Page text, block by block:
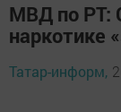
МВД по РТ:
наркотике
Татар-информ,